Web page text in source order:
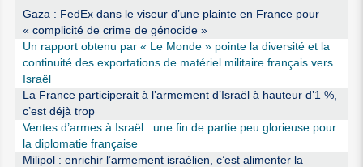
Gaza : FedEx dans le viseur d’une plainte en France pour
« complicité de crime de génocide »
Un rapport obtenu par « Le Monde » pointe la diversité et la
continuité des exportations de matériel militaire français vers
Israël
La France participerait à l’armement d’Israël à hauteur d’1 %,
c’est déjà trop
Ventes d’armes à Israël : une fin de partie peu glorieuse pour
la diplomatie française
Milipol : enrichir l’armement israélien, c’est alimenter la